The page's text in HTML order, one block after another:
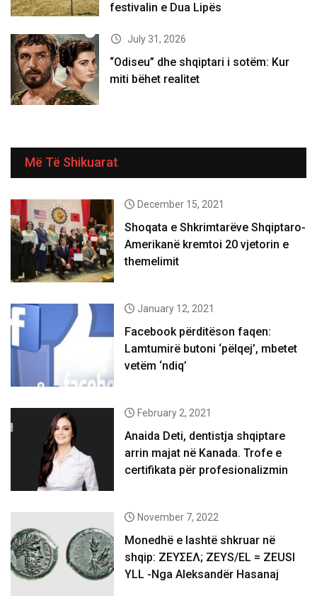
festivalin e Dua Lipës
July 31, 2026
“Odiseu” dhe shqiptari i sotëm: Kur
miti bëhet realitet
Më Të Shikuarat
December 15, 2021
Shoqata e Shkrimtarëve Shqiptaro-
Amerikanë kremtoi 20 vjetorin e
themelimit
January 12, 2021
Facebook përditëson faqen:
Lamtumirë butoni ‘pëlqej’, mbetet
vetëm ‘ndiq’
February 2, 2021
Anaida Deti, dentistja shqiptare
arrin majat në Kanada. Trofe e
certifikata për profesionalizmin
November 7, 2022
Monedhë e lashtë shkruar në
shqip: ΖΕΥΣΕΛ; ZEYS/EL = ZEUSI
YLL -Nga Aleksandër Hasanaj